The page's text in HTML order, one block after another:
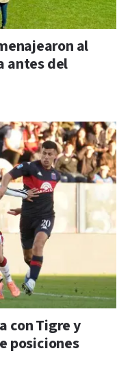
al
antes del
con Tigre y
posiciones